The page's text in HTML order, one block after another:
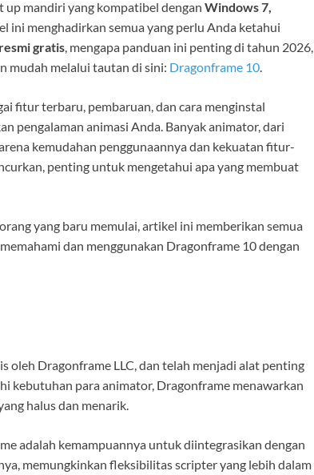
up mandiri yang kompatibel dengan Windows 7,
ini menghadirkan semua yang perlu Anda ketahui
gratis, mengapa panduan ini penting di tahun 2026,
mudah melalui tautan di sini: Dragonframe 10.
fitur terbaru, pembaruan, dan cara menginstal
pengalaman animasi Anda. Banyak animator, dari
kemudahan penggunaannya dan kekuatan fitur-
penting untuk mengetahui apa yang membuat
yang baru memulai, artikel ini memberikan semua
dan menggunakan Dragonframe 10 dengan
oleh Dragonframe LLC, dan telah menjadi alat penting
kebutuhan para animator, Dragonframe menawarkan
halus dan menarik.
adalah kemampuannya untuk diintegrasikan dengan
memungkinkan fleksibilitas scripter yang lebih dalam